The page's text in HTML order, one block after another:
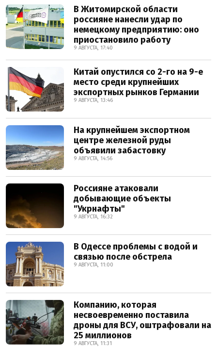
В Житомирской области
россияне нанесли удар по
немецкому предприятию: оно
приостановило работу
9 АВГУСТА, 17:40
Китай опустился со 2-го на 9-е
место среди крупнейших
экспортных рынков Германии
9 АВГУСТА, 13:46
На крупнейшем экспортном
центре железной руды
объявили забастовку
9 АВГУСТА, 14:56
Россияне атаковали
добывающие объекты
"Укрнафты"
9 АВГУСТА, 16:32
В Одессе проблемы с водой и
связью после обстрела
9 АВГУСТА, 11:00
Компанию, которая
несвоевременно поставила
дроны для ВСУ, оштрафовали на
25 миллионов
9 АВГУСТА, 11:31